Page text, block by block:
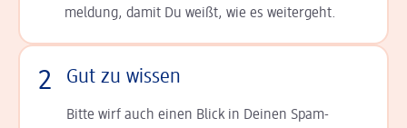
meldung, damit Du weißt, wie es weitergeht.
2 Gut zu wissen
Bitte wirf auch einen Blick in Deinen Spam-